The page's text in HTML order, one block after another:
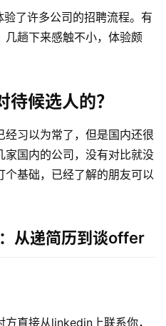
了许多公司的招聘流程。有
几趟下来感触不小，体验颇
候选人的？
习以为常了，但是国内还很
家国内的公司，没有对比就没
基础，已经了解的朋友可以
从递简历到谈offer
直接从linkedin上联系你，